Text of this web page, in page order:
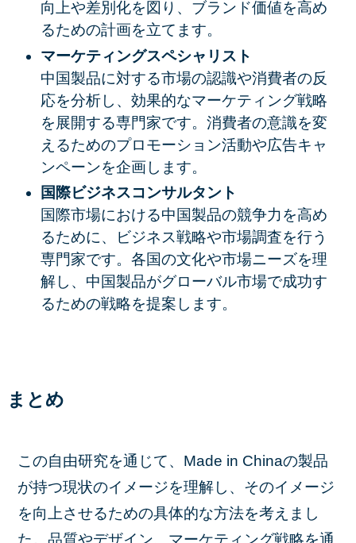
向上や差別化を図り、ブランド価値を高め
るための計画を立てます。
マーケティングスペシャリスト
中国製品に対する市場の認識や消費者の反
応を分析し、効果的なマーケティング戦略
を展開する専門家です。消費者の意識を変
えるためのプロモーション活動や広告キャ
ンペーンを企画します。
国際ビジネスコンサルタント
国際市場における中国製品の競争力を高め
るために、ビジネス戦略や市場調査を行う
専門家です。各国の文化や市場ニーズを理
解し、中国製品がグローバル市場で成功す
るための戦略を提案します。
まとめ
この自由研究を通じて、Made in Chinaの製品
が持つ現状のイメージを理解し、そのイメージ
を向上させるための具体的な方法を考えまし
た。品質やデザイン、マーケティング戦略を通